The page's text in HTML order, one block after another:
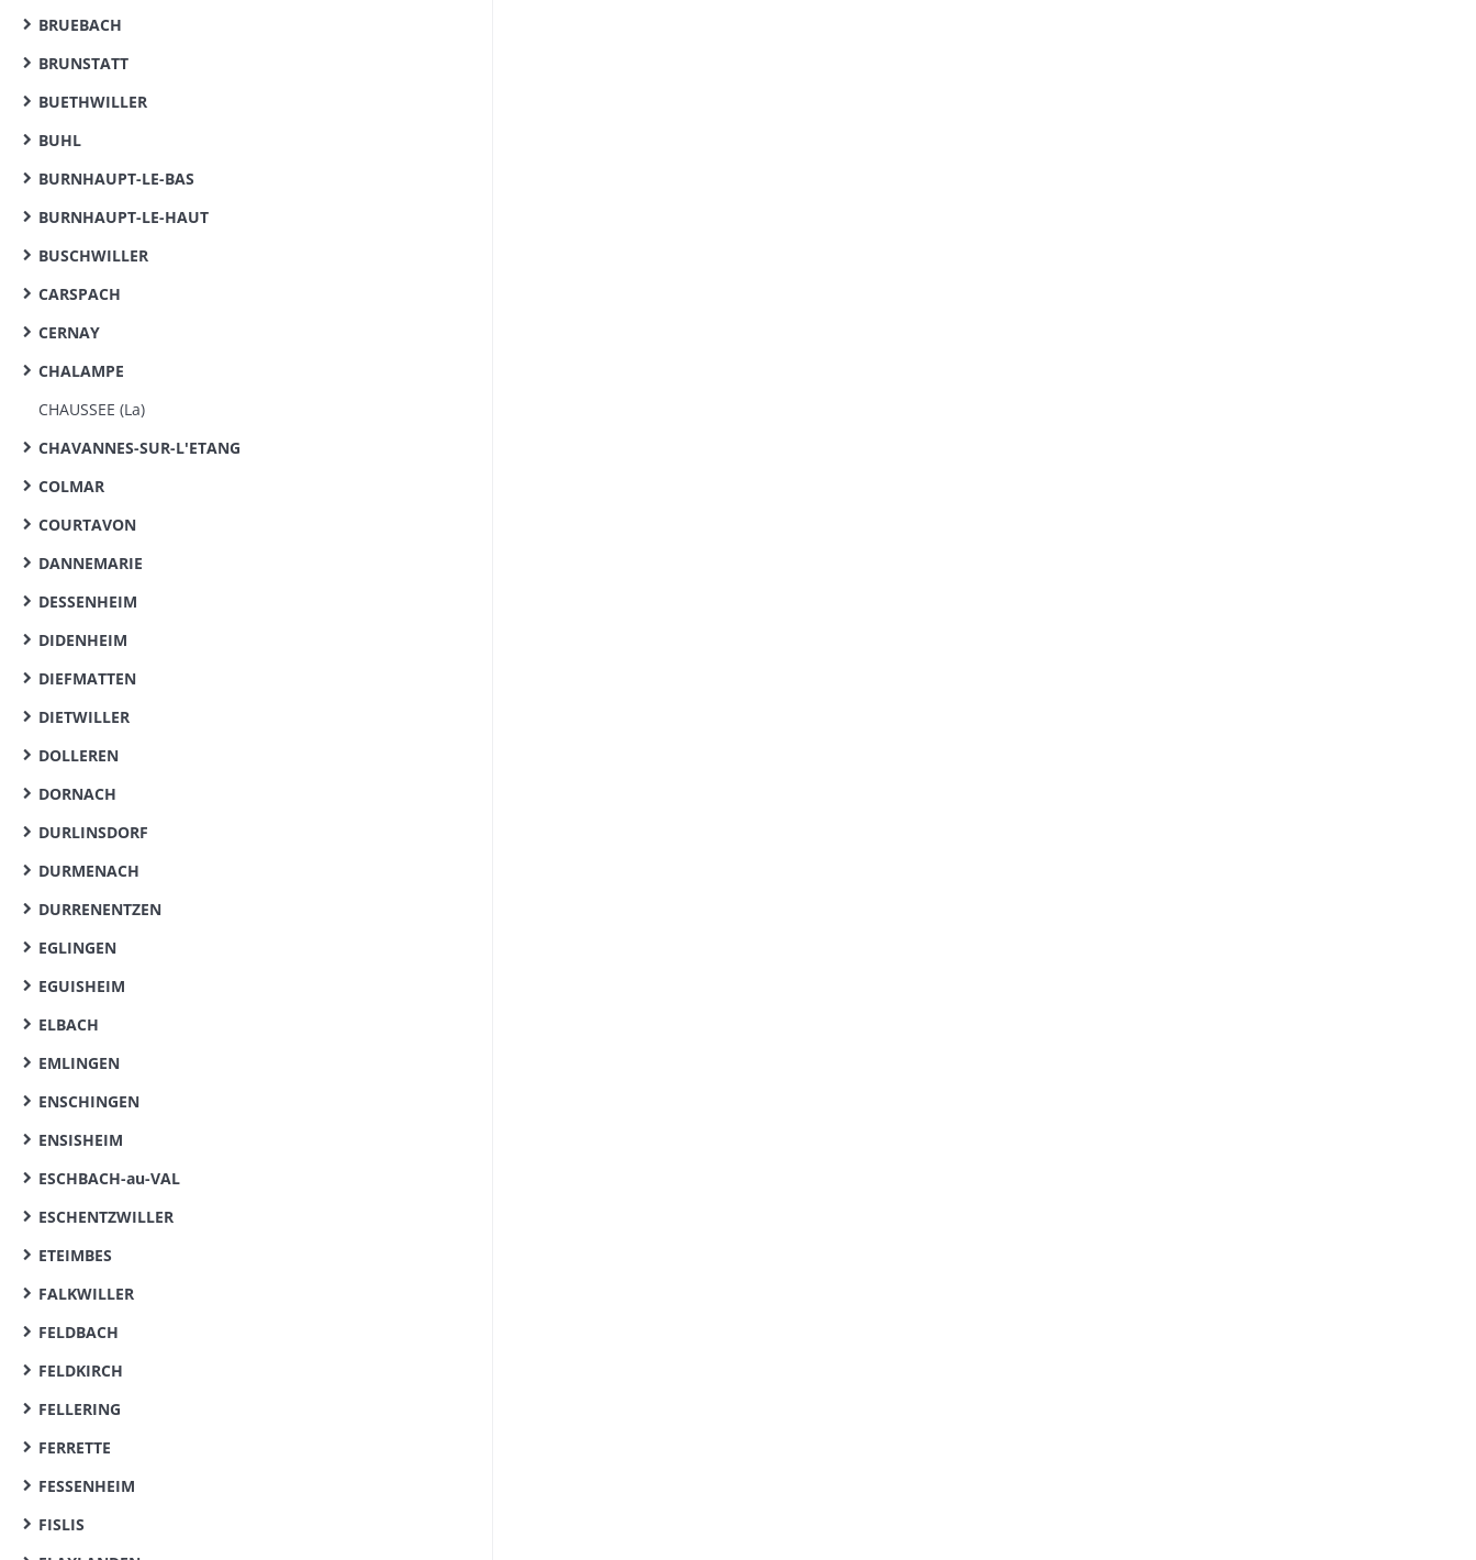
BRUEBACH
BRUNSTATT
BUETHWILLER
BUHL
BURNHAUPT-LE-BAS
BURNHAUPT-LE-HAUT
BUSCHWILLER
CARSPACH
CERNAY
CHALAMPE
CHAUSSEE (La)
CHAVANNES-SUR-L'ETANG
COLMAR
COURTAVON
DANNEMARIE
DESSENHEIM
DIDENHEIM
DIEFMATTEN
DIETWILLER
DOLLEREN
DORNACH
DURLINSDORF
DURMENACH
DURRENENTZEN
EGLINGEN
EGUISHEIM
ELBACH
EMLINGEN
ENSCHINGEN
ENSISHEIM
ESCHBACH-au-VAL
ESCHENTZWILLER
ETEIMBES
FALKWILLER
FELDBACH
FELDKIRCH
FELLERING
FERRETTE
FESSENHEIM
FISLIS